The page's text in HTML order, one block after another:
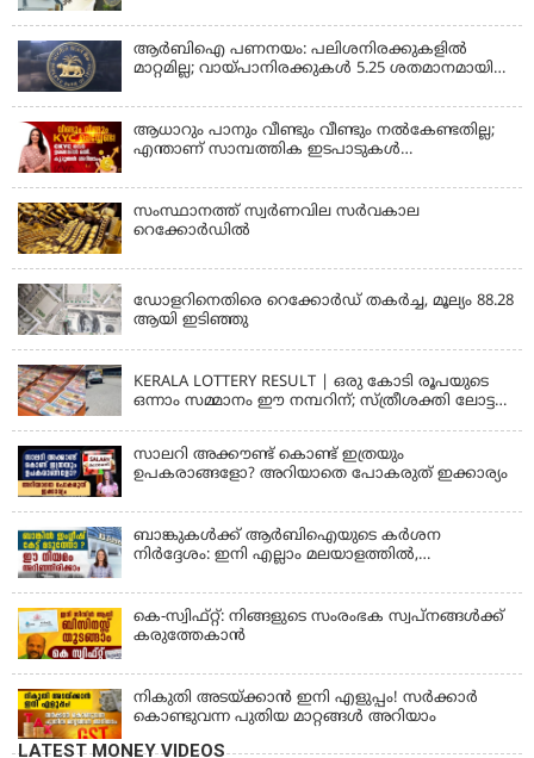
ഇഎംഐ മുടങ്ങിയാല്‍ സ്മാര്‍ട്ട് ഫോണ്‍ ലോക്ക്
ആകുമോ? ആര്‍ബിഐയുടെ പുതിയ
നിര്‍ദേശങ്ങള്‍
ആർബിഐ പണനയം: പലിശനിരക്കുകളിൽ
മാറ്റമില്ല; വായ്പാനിരക്കുകൾ 5.25 ശതമാനമായി
ആധാറും പാനും വീണ്ടും വീണ്ടും നൽകേണ്ടതില്ല;
എന്താണ് സാമ്പത്തിക ഇടപാടുകൾ
സംസ്ഥാനത്ത് സ്വര്‍ണവില സര്‍വകാല
റെക്കോര്‍ഡില്‍
ഡോളറിനെതിരെ റെക്കോർഡ് തകർച്ച, മൂല്യം 88.28
ആയി ഇടിഞ്ഞു
KERALA LOTTERY RESULT | ഒരു കോടി രൂപയുടെ
ഒന്നാം സമ്മാനം ഈ നമ്പറിന്; സ്ത്രീശക്തി ലോട്ടറി
സാലറി അക്കൗണ്ട് കൊണ്ട് ഇത്രയും
ഉപകരാങ്ങളോ? അറിയാതെ പോകരുത് ഇക്കാര്യം
ബാങ്കുകൾക്ക് ആർബിഐയുടെ കർശന
നിർദ്ദേശം: ഇനി എല്ലാം മലയാളത്തിൽ,
കെ-സ്വിഫ്റ്റ്: നിങ്ങളുടെ സംരംഭക സ്വപ്നങ്ങൾക്ക്
കരുത്തേകാൻ
നികുതി അടയ്ക്കാൻ ഇനി എളുപ്പം! സർക്കാർ
കൊണ്ടുവന്ന പുതിയ മാറ്റങ്ങൾ അറിയാം
LATEST MONEY VIDEOS